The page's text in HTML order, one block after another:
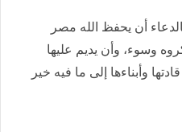
أن يحفظ الله مصر
وسوء، وأن يديم عليها
وأبناءها إلى ما فيه خير